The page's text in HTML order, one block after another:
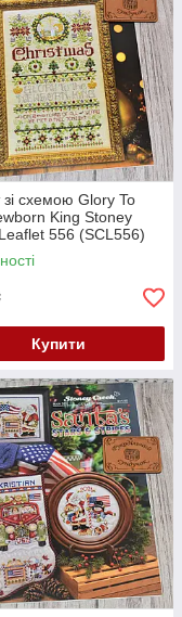
зі схемою Glory To
King Stoney
556 (SCL556)
Купити